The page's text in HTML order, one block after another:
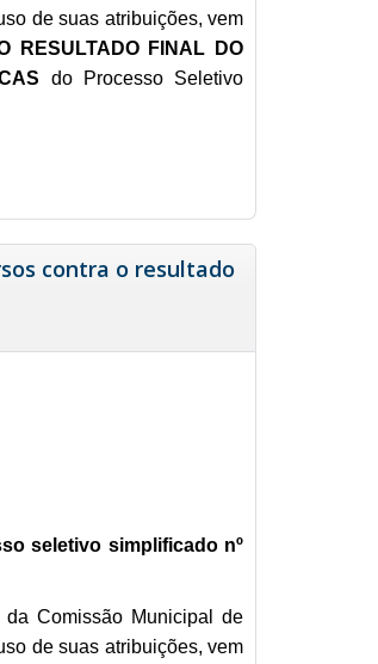
de suas atribuições, vem
RESULTADO FINAL DO
do Processo Seletivo
contra o resultado
seletivo simplificado nº
Comissão Municipal de
de suas atribuições, vem